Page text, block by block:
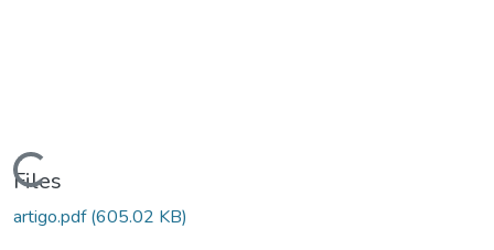
Files
artigo.pdf(605.02 KB)